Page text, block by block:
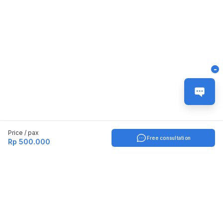
-
Price / pax
Rp 500.000 Free consultation